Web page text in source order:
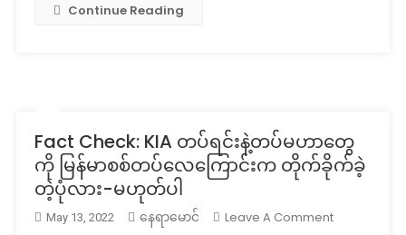
Continue Reading
Fact Check: KIA တပ်ရင်းနဲ့တပ်မဟာတွေ
ကို မြန်မာစစ်တပ်လေကြောင်းက တိုက်ခိုက်ခဲ့
တဲ့ပုံလား-မဟုတ်ပါ
May 13, 2022 နေရာမောင် Leave A CommentOn